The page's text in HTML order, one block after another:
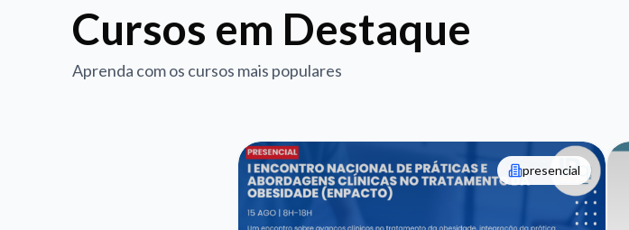
Cursos em Destaque
Aprenda com os cursos mais populares
presencial